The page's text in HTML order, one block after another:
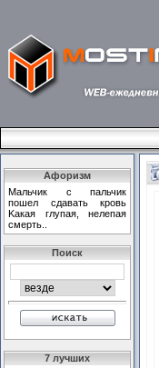
Афоризм
Мальчик с пальчик
пошел сдавать кpовь
Kакая глyпая, нелепая
смеpть..
Поиск
7 лучших